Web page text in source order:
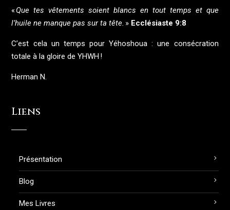
«Que tes vêtements soient blancs en tout temps et que
l’huile ne manque pas sur ta tête. » Ecclésiaste 9:8
C’est cela un temps pour Yéhoshoua : une consécration
totale à la gloire de YHWH !
Herman N.
Liens
Présentation
Blog
Mes Livres